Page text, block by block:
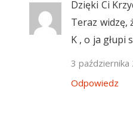
Dzięki Ci
Teraz widzę,
K , o ja głupi
3 października
Odpowiedz